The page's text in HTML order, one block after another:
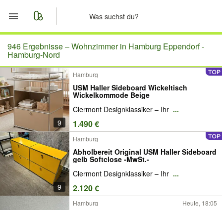
Start
Merkliste
Nachrichten
Anzeige aufgeben
946 Ergebnisse –Wohnzimmer in Hamburg Eppendorf -
Hamburg-Nord
9
Hamburg
USM Haller Sideboard Wickeltisch
Wickelkommode Beige
Clermont Designklassiker – Ihr ...
1.490 €
9
Hamburg
Abholbereit Original USM Haller Sideboard
gelb Softclose -MwSt.-
Clermont Designklassiker – Ihr ...
2.120 €
Hamburg Heute, 18:05